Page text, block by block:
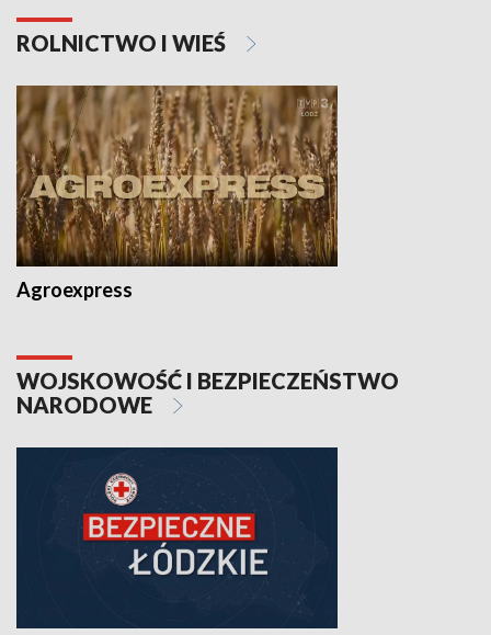
ROLNICTWO I WIEŚ
Agroexpress
WOJSKOWOŚĆ I BEZPIECZEŃSTWO
NARODOWE